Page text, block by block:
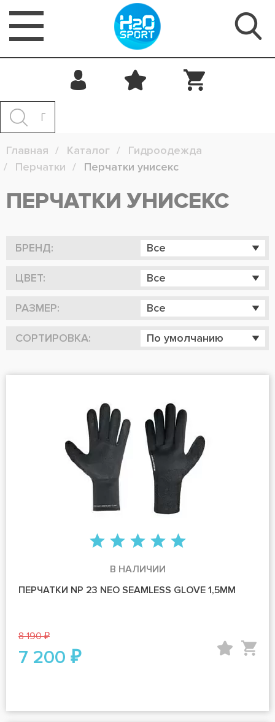
Главная Каталог
Гидроодежда
Перчатки
Перчатки унисекс
ПЕРЧАТКИ УНИСЕКС
БРЕНД: Все
ЦВЕТ: Все
РАЗМЕР: Все
СОРТИРОВКА: По умолчанию
В НАЛИЧИИ
ПЕРЧАТКИ NP 23 NEO SEAMLESS GLOVE 1,5MM
8 190 ₽
7 200 ₽